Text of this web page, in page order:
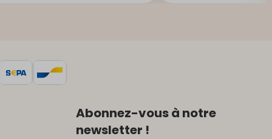
Abonnez-vous à notre
newsletter !